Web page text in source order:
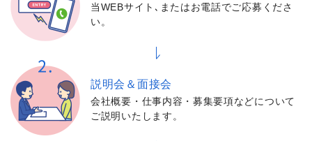
当WEBサイト､またはお電話でご応募くださ
い。
説明会＆面接会
会社概要・仕事内容・募集要項などについて
ご説明いたします。